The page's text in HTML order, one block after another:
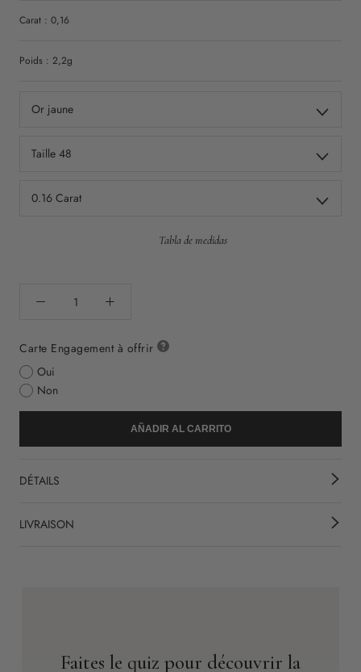
Carat : 0,16
Poids : 2,2g
Or jaune
Taille 48
0.16 Carat
Tabla de medidas
Carte Engagement à offrir
Oui
Non
AÑADIR AL CARRITO
DÉTAILS
LIVRAISON
Faites le quiz pour découvrir la